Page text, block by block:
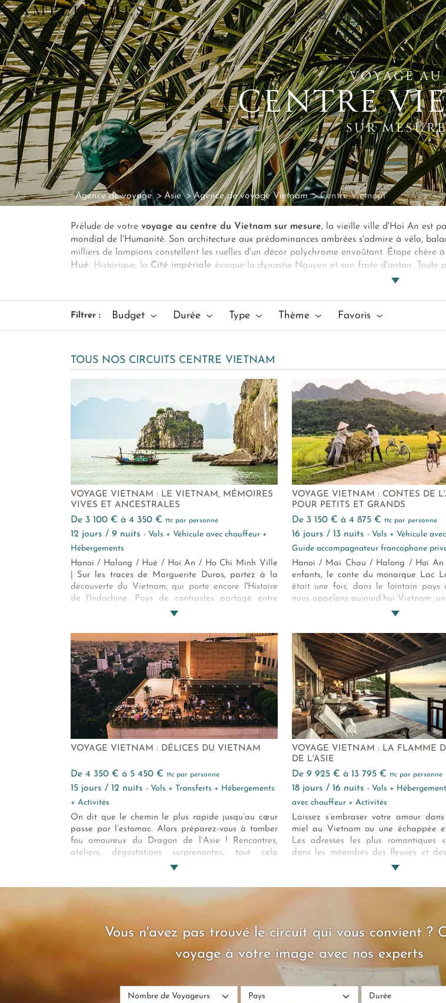
× DESTINATIONS
VOYAGE AU
CENTRE
SUR
Agence de voyage Asie Agence de voyage Vietnam Centre Vietnam
Prélude de votre voyage au centre du Vietnam sur mesure, la vieille ville d'Hoi An est
mondial de l'Humanité. Son architecture aux prédominances ambrées s'admire à vélo,
milliers de lampions constellent les ruelles d'un décor polychrome envoûtant. Étape chère
Hué. Historique, la Cité impériale évoque la dynastie Nguyen et son faste d'antan. Toute
Pagode Thien Mu,
Filtrer : Budget Durée Type Thème Favoris
TOUS NOS CIRCUITS CENTRE VIETNAM
VOYAGE VIETNAM : LE VIETNAM, MÉMOIRES
VIVES ET ANCESTRALES
de 3 100 € à 4 350 € ttc par personne
12 jours / 9 nuits - Vols + Véhicule avec chauffeur +
Hébergements
Hanoi / Halong / Hué / Hoi An / Ho Chi Minh Ville
| Sur les traces de Marguerite Duras, partez à la
découverte du Vietnam, qui porte encore l'Histoire
de l'Indochine. Pays de contrastes partagé entre
traditions ancestrales et modernité désirée, ce joyau
des millénaires de douceur et d'authenticité. Une
traversée essentielle à la découverte de sites
majeurs pour s'évader et appréhender l'envoûtement
de ce territoire en pleine mutation.
VOYAGE VIETNAM : CONTES DE
POUR PETITS ET GRANDS
de 3 150 € à 4 875 € ttc par personne
16 jours / 13 nuits - Vols + Véhicule
Guide accompagnateur francophone
Hanoi / Mai Chau / Halong / Hoi An
enfants, le conte du monarque Lac
était une fois, dans le lointain pays
nous appelons aujourd’hui Vietnam,
était souverain des génies, créateurs
immortelle Aoko. Ils tombèrent
amoureux et de leur union
vietnamien… Entrez dans leur histoire !
VOYAGE VIETNAM : DÉLICES DU VIETNAM
de 4 350 € à 5 450 € ttc par personne
15 jours / 12 nuits - Vols + Transferts + Hébergements
+ Activités
On dit que le chemin le plus rapide jusqu’au cœur
passe par l’estomac. Alors préparez-vous à tomber
fou amoureux du Dragon de l’Asie ! Rencontres,
ateliers, dégustations surprenantes, tout cela
entourés de paysages extraordinaires. Villes,
Vietnam est un régal pour tous vos sens… Chúc ngon
VOYAGE VIETNAM : LA FLAMME
DE L'ASIE
de 9 925 € à 13 795 € ttc par personne
18 jours / 16 nuits - Vols +
avec chauffeur + Activités
Laissez s’embraser votre amour
miel au Vietnam ou une échappée
Les adresses les plus romantiques
dans les méandres des fleuves et
voyage de 18 jours à la rencontre
sens si remarquable du bien-être...
Vous n'avez pas trouvé le circuit qui vous convient ?
voyage à votre image avec nos experts